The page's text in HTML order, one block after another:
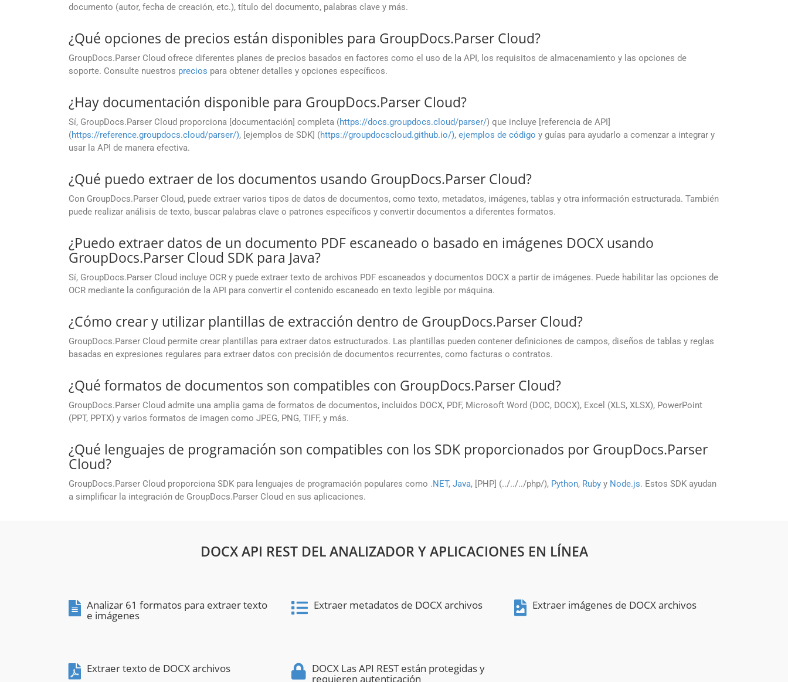
documento (autor, fecha de creación, etc.), título del documento, palabras clave y más.
¿Qué opciones de precios están disponibles para GroupDocs.Parser Cloud?
GroupDocs.Parser Cloud ofrece diferentes planes de precios basados en factores como el uso de la API, los requisitos de almacenamiento y las opciones de
soporte. Consulte nuestros precios para obtener detalles y opciones específicos.
¿Hay documentación disponible para GroupDocs.Parser Cloud?
Sí, GroupDocs.Parser Cloud proporciona [documentación] completa (https://docs.groupdocs.cloud/parser/) que incluye [referencia de API]
(https://reference.groupdocs.cloud/parser/), [ejemplos de SDK] (https://groupdocscloud.github.io/), ejemplos de código y guías para ayudarlo a comenzar a integrar y
usar la API de manera efectiva.
¿Qué puedo extraer de los documentos usando GroupDocs.Parser Cloud?
Con GroupDocs.Parser Cloud, puede extraer varios tipos de datos de documentos, como texto, metadatos, imágenes, tablas y otra información estructurada. También
puede realizar análisis de texto, buscar palabras clave o patrones específicos y convertir documentos a diferentes formatos.
¿Puedo extraer datos de un documento PDF escaneado o basado en imágenes DOCX usando
GroupDocs.Parser Cloud SDK para Java?
Sí, GroupDocs.Parser Cloud incluye OCR y puede extraer texto de archivos PDF escaneados y documentos DOCX a partir de imágenes. Puede habilitar las opciones de
OCR mediante la configuración de la API para convertir el contenido escaneado en texto legible por máquina.
¿Cómo crear y utilizar plantillas de extracción dentro de GroupDocs.Parser Cloud?
GroupDocs.Parser Cloud permite crear plantillas para extraer datos estructurados. Las plantillas pueden contener definiciones de campos, diseños de tablas y reglas
basadas en expresiones regulares para extraer datos con precisión de documentos recurrentes, como facturas o contratos.
¿Qué formatos de documentos son compatibles con GroupDocs.Parser Cloud?
GroupDocs.Parser Cloud admite una amplia gama de formatos de documentos, incluidos DOCX, PDF, Microsoft Word (DOC, DOCX), Excel (XLS, XLSX), PowerPoint
(PPT, PPTX) y varios formatos de imagen como JPEG, PNG, TIFF, y más.
¿Qué lenguajes de programación son compatibles con los SDK proporcionados por GroupDocs.Parser
Cloud?
GroupDocs.Parser Cloud proporciona SDK para lenguajes de programación populares como .NET, Java, [PHP] (../../../php/), Python, Ruby y Node.js. Estos SDK ayudan
a simplificar la integración de GroupDocs.Parser Cloud en sus aplicaciones.
DOCX API REST DEL ANALIZADOR Y APLICACIONES EN LÍNEA
Analizar 61 formatos para extraer texto
e imágenes
Extraer metadatos de DOCX archivos Extraer imágenes de DOCX archivos
Extraer texto de DOCX archivos DOCX Las API REST están protegidas y
requieren autenticación